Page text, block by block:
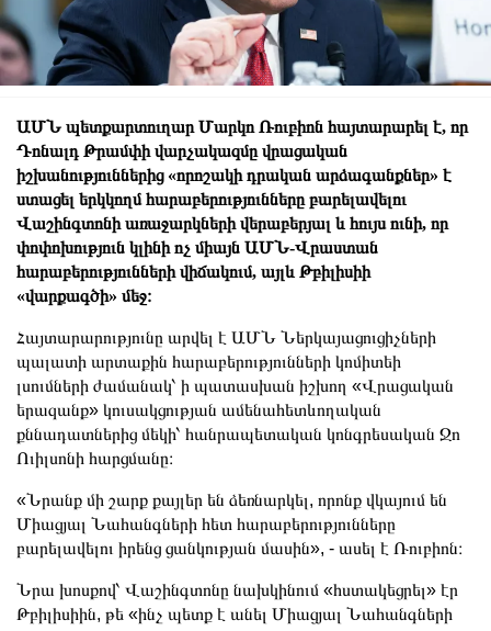
ԱՄՆ պետքարտուղար Մարկո Ռուբիոն հայտարարել է, որ
Դոնալդ Թրամփի վարչակազմը վրացական
իշխանություններից «որոշակի դրական արձագանքներ» է
ստացել երկկողմ հարաբերությունները բարելավելու
Վաշինգտոնի առաջարկների վերաբերյալ և հույս ունի, որ
փոփոխություն կլինի ոչ միայն ԱՄՆ-Վրաստան
հարաբերությունների վիճակում, այլև Թբիլիսիի
«վարքագծի» մեջ։
Հայտարարությունը արվել է ԱՄՆ Ներկայացուցիչների
պալատի արտաքին հարաբերությունների կոմիտեի
լսումների ժամանակ՝ ի պատասխան իշխող «Վրացական
երազանք» կուսակցության ամենահետևողական
քննադատներից մեկի՝ հանրապետական ​​կոնգրեսական Ջո
Ուիլսոնի հարցմանը։
«Նրանք մի շարք քայլեր են ձեռնարկել, որոնք վկայում են
Միացյալ Նահանգների հետ հարաբերությունները
բարելավելու իրենց ցանկության մասին», - ասել է Ռուբիոն։
Նրա խոսքով՝ Վաշինգտոնը նախկինում «հստակեցրել» էր
Թբիլիսիին, թե «ինչ պետք է անել Միացյալ Նահանգների